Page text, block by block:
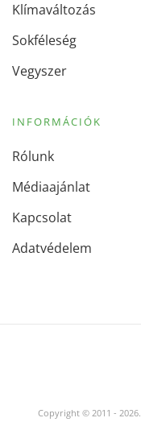
Klímaváltozás
Sokféleség
Vegyszer
INFORMÁCIÓK
Rólunk
Médiaajánlat
Kapcsolat
Adatvédelem
Copyright © 2011 - 2026.